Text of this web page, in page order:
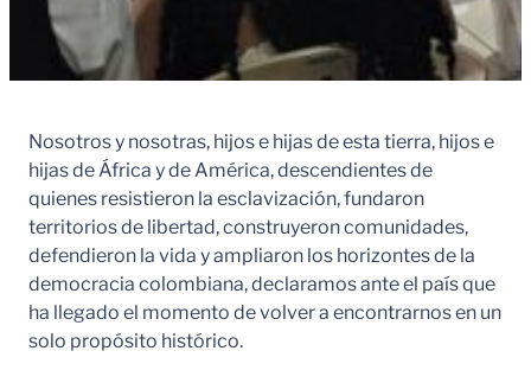
Nosotros y nosotras, hijos e hijas de esta tierra, hijos e
hijas de África y de América, descendientes de
quienes resistieron la esclavización, fundaron
territorios de libertad, construyeron comunidades,
defendieron la vida y ampliaron los horizontes de la
democracia colombiana, declaramos ante el país que
ha llegado el momento de volver a encontrarnos en un
solo propósito histórico.